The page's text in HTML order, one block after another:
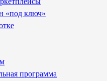
«под ключ»
программа